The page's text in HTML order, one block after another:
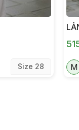
Size 28 M